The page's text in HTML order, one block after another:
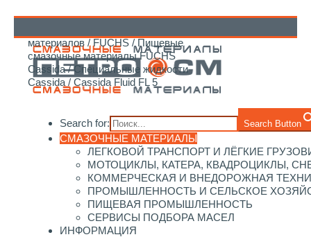
Search for: Search Button
СМАЗОЧНЫЕ МАТЕРИАЛЫ
ЛЕГКОВОЙ ТРАНСПОРТ И ЛЁГКИЕ
МОТОЦИКЛЫ, КАТЕРА, КВАДРОЦИКЛЫ,
КОММЕРЧЕСКАЯ И ВНЕДОРОЖНАЯ
ПРОМЫШЛЕННОСТЬ И СЕЛЬСКОЕ
ПИЩЕВАЯ ПРОМЫШЛЕННОСТЬ
СЕРВИСЫ ПОДБОРА МАСЕЛ
ИНФОРМАЦИЯ
материалов/FUCHS/ Пищевые
смазочные материалы FUCHS
Cassida/Специальные жидкости
Cassida/ Cassida Fluid FL 5